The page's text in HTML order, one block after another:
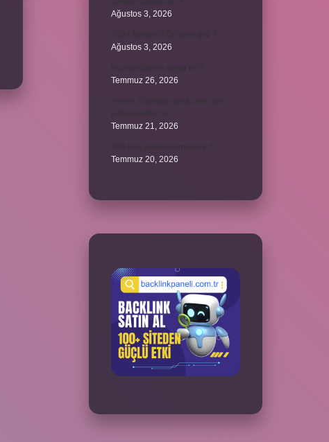
Ağustos 3, 2026
Ağustos 3, 2026
Temmuz 26, 2026
Temmuz 21, 2026
Temmuz 20, 2026